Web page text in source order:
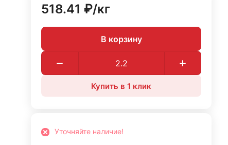
518.41 ₽/кг
В корзину
Купить в 1 клик
Уточняйте наличие!